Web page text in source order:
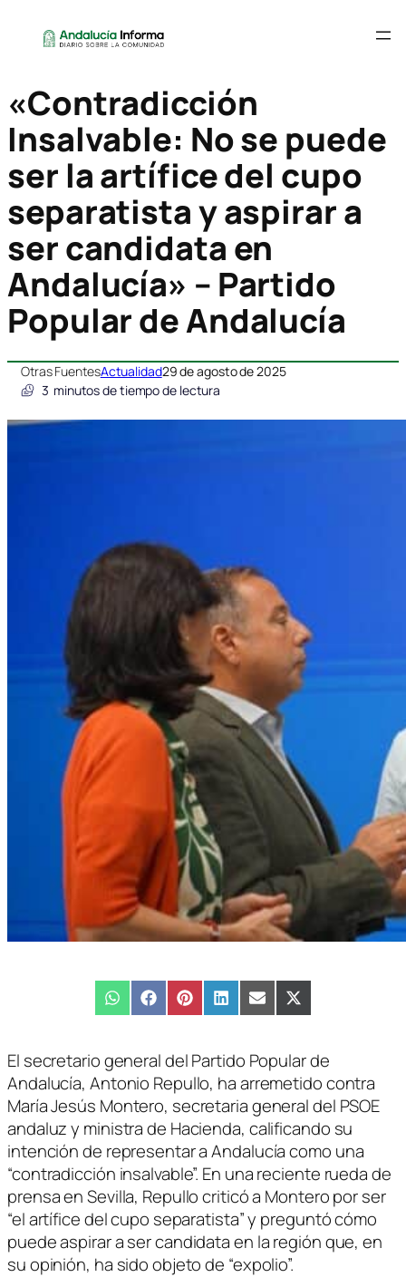
«Contradicción
Insalvable: No se puede
ser la artífice del cupo
separatista y aspirar a
ser candidata en
Andalucía» – Partido
Popular de Andalucía
Otras FuentesActualidad29 de agosto de 2025
3 minutos de tiempo de lectura
Compartir
en
WhatsAppCompartir
en
FacebookCompartir
en
PinterestCompartir
en
LinkedInCompartir
en
EmailCompartir
en
X
(Twitter)
El secretario general del Partido Popular de
Andalucía, Antonio Repullo, ha arremetido contra
María Jesús Montero, secretaria general del PSOE
andaluz y ministra de Hacienda, calificando su
intención de representar a Andalucía como una
“contradicción insalvable”. En una reciente rueda de
prensa en Sevilla, Repullo criticó a Montero por ser
“el artífice del cupo separatista” y preguntó cómo
puede aspirar a ser candidata en la región que, en
su opinión, ha sido objeto de “expolio”.